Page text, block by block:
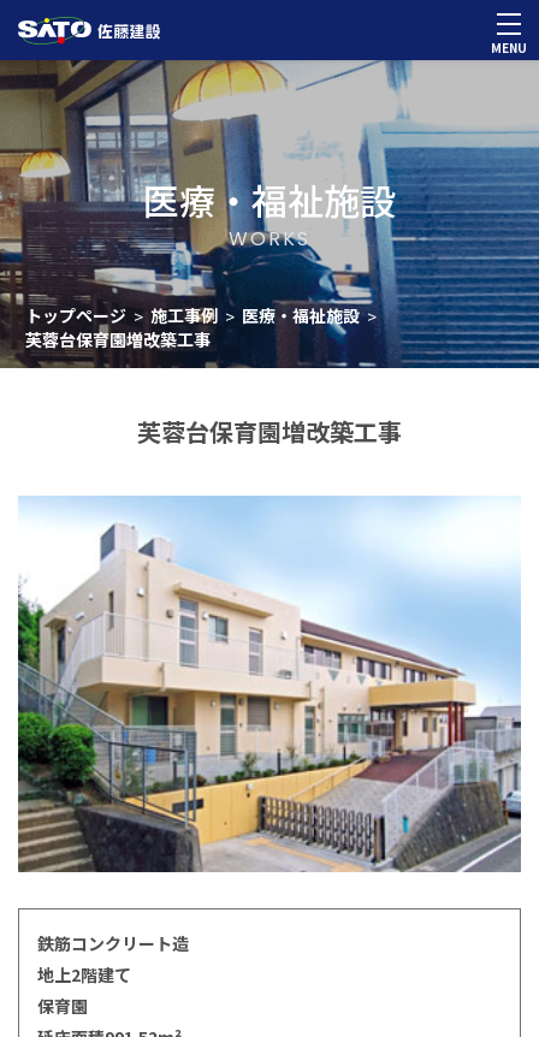
MENU
医療・福祉施設
WORKS
トップページ > 施工事例 > 医療・福祉施設 >
芙蓉台保育園増改築工事
芙蓉台保育園増改築工事
鉄筋コンクリート造
地上2階建て
保育園